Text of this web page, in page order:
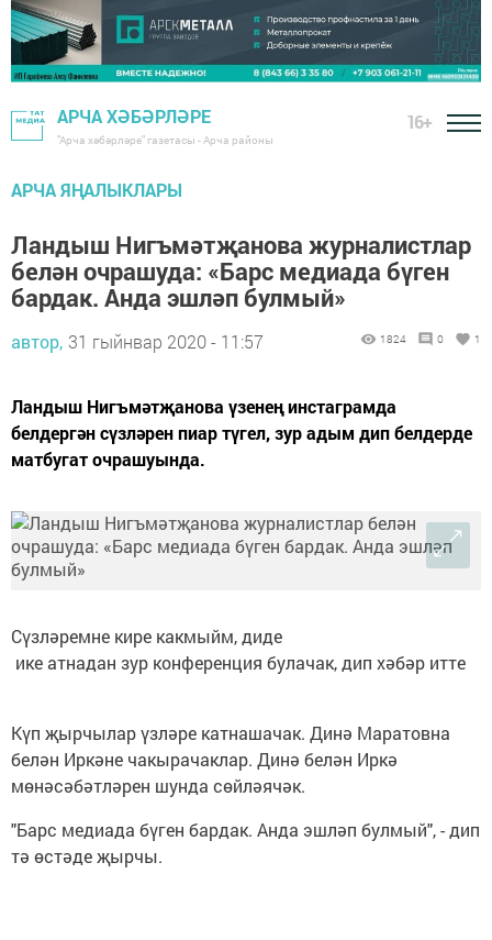
АРЧА ХӘБӘРЛӘРЕ
"Арча хәбәрләре" газетасы - Арча районы
16+
АРЧА ЯҢАЛЫКЛАРЫ
Ландыш Нигъмәтҗанова журналистлар
белән очрашуда: «Барс медиада бүген
бардак. Анда эшләп булмый»
автор, 31 гыйнвар 2020 - 11:57 1824 0 1
Ландыш Нигъмәтҗанова үзенең инстаграмда
белдергән сүзләрен пиар түгел, зур адым дип белдерде
матбугат очрашуында.
Сүзләремне кире какмыйм, диде
ике атнадан зур конференция булачак, дип хәбәр итте
Күп җырчылар үзләре катнашачак. Динә Маратовна
белән Иркәне чакырачаклар. Динә белән Иркә
мөнәсәбәтләрен шунда сөйләячәк.
"Барс медиада бүген бардак. Анда эшләп булмый", - дип
тә өстәде җырчы.